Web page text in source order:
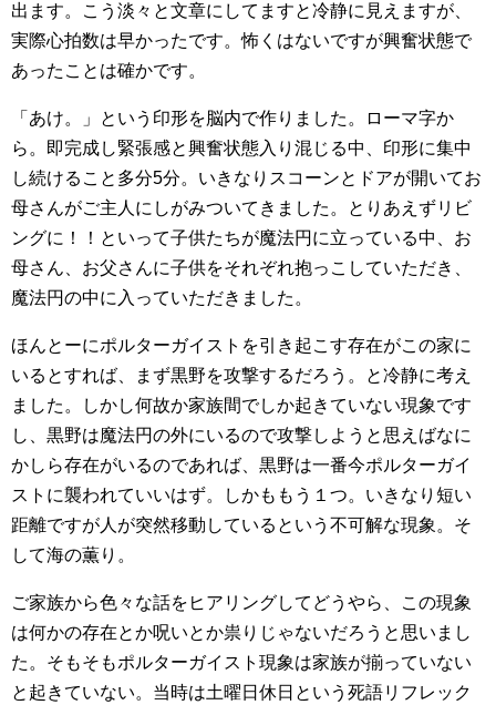
出ます。こう淡々と文章にしてますと冷静に見えますが、
実際心拍数は早かったです。怖くはないですが興奮状態で
あったことは確かです。
「あけ。」という印形を脳内で作りました。ローマ字か
ら。即完成し緊張感と興奮状態入り混じる中、印形に集中
し続けること多分5分。いきなりスコーンとドアが開いてお
母さんがご主人にしがみついてきました。とりあえずリビ
ングに！！といって子供たちが魔法円に立っている中、お
母さん、お父さんに子供をそれぞれ抱っこしていただき、
魔法円の中に入っていただきました。
ほんとーにポルターガイストを引き起こす存在がこの家に
いるとすれば、まず黒野を攻撃するだろう。と冷静に考え
ました。しかし何故か家族間でしか起きていない現象です
し、黒野は魔法円の外にいるので攻撃しようと思えばなに
かしら存在がいるのであれば、黒野は一番今ポルターガイ
ストに襲われていいはず。しかももう１つ。いきなり短い
距離ですが人が突然移動しているという不可解な現象。そ
して海の薫り。
ご家族から色々な話をヒアリングしてどうやら、この現象
は何かの存在とか呪いとか祟りじゃないだろうと思いまし
た。そもそもポルターガイスト現象は家族が揃っていない
と起きていない。当時は土曜日休日という死語リフレック